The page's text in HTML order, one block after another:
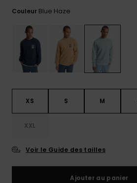
et notre
formulaire
contact.
Consulter
Couleur Blue Haze
XS S M
XXL
Voir le Guide des tailles
Ajouter au panier